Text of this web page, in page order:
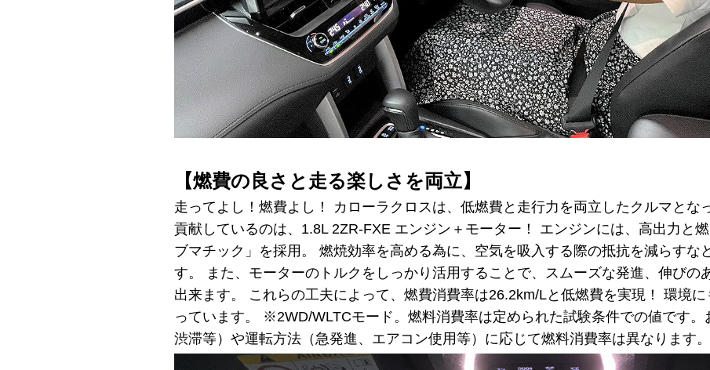
【燃費の良さと走る楽しさを両立】
走ってよし！燃費よし！ カローラクロスは、低燃費と走行力を両立したクルマとな
貢献しているのは、1.8L 2ZR-FXE エンジン＋モーター！ エンジンには、高出力と
ブマチック」を採用。 燃焼効率を高める為に、空気を吸入する際の抵抗を減らすな
す。 また、モーターのトルクをしっかり活用することで、スムーズな発進、伸びの
出来ます。 これらの工夫によって、燃費消費率は26.2km/Lと低燃費を実現！ 環境
っています。 ※2WD/WLTCモード。燃料消費率は定められた試験条件での値です。
渋滞等）や運転方法（急発進、エアコン使用等）に応じて燃料消費率は異なります。